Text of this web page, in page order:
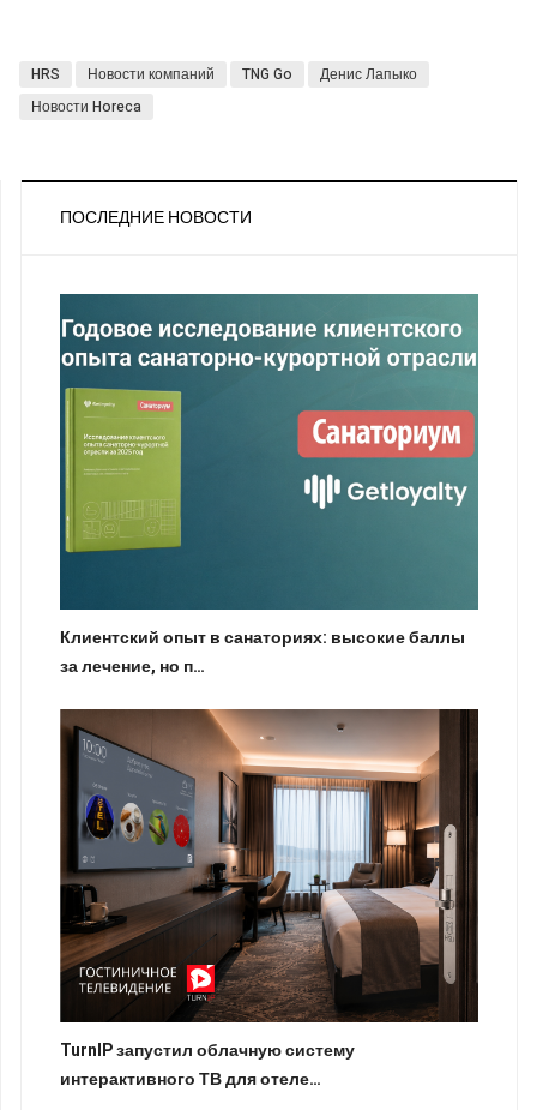
HRS Новости компаний TNG Go
Денис Лапыко
Новости Horeca
ПОСЛЕДНИЕ НОВОСТИ
Клиентский опыт в санаториях: высокие баллы
за лечение, но п…
TurnIP запустил облачную систему
интерактивного ТВ для отеле…